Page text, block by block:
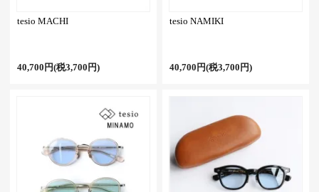
tesio MACHI
40,700円(税3,700円)
tesio NAMIKI
40,700円(税3,700円)